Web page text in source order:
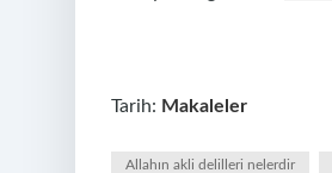
Tarih: Makaleler
Allahın akli delilleri nelerdir